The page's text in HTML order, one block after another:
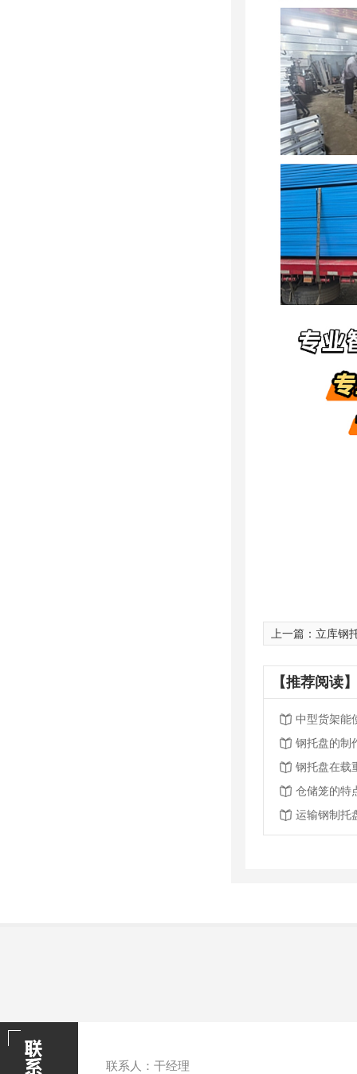
上一篇： 立库钢
【推荐阅读
中型货架能
钢托盘的制
钢托盘在载
仓储笼的特
运输钢制托
联系人：干经理